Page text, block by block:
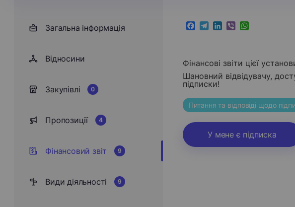
Загальна інформація
Відносини
Закупівлі 0
Пропозиції 4
Фінансовий звіт 9
Види діяльності 9
Facebook
Telegram
LinkedIn
ViberWhatsApp
Фінансові звіти цієї
Шановний відвідувачу,
підписки!
Питання та відповіді щодо
У мене є підписка